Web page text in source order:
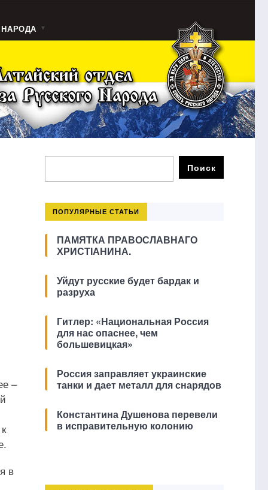
–
в
ПОПУЛЯРНЫЕ СТАТЬИ
ПАМЯТКА ПРАВОСЛАВНАГО
ХРИСТІАНИНА.
Уйдут русские будет бардак и
разруха
Гитлер: «Национальная Россия
для нас опаснее, чем
большевицкая»
Россия заправляет украинские
танки и дает металл для снарядов
Константина Душенова перевели
в исправительную колонию